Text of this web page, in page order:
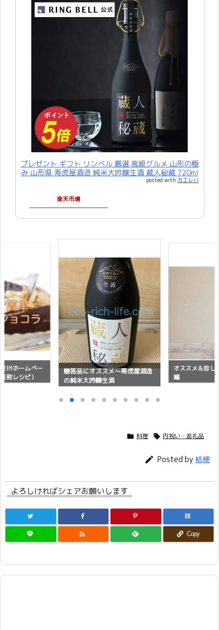
プレゼント ギフト リンベル 厳選 高級グルメ 山形の極
み 山形県 寿虎屋酒造 純米大吟醸生酒 蔵人秘蔵 720ml
posted with カエレバ
楽天市場
IHホームベー
敗レシピ）
贈答品にオススメ〜寿虎屋酒造
の純米大吟醸生酒
オススメ＆珍し
編
 料理  内祝い・返礼品
 Posted by 桔梗
よろしければシェアお願いします
B!
 Copy